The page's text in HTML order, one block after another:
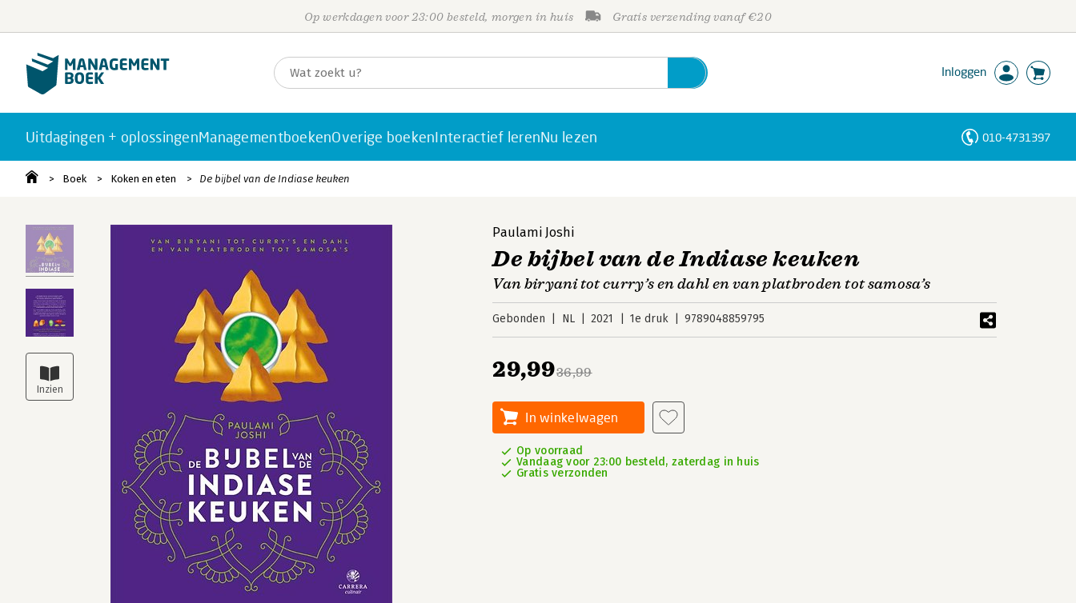
Op werkdagen voor 23:00 besteld, morgen in huis Gratis verzending vanaf €20
Inloggen
Uitdagingen + oplossingenManagementboekenOverige boekenInteractief lerenNu lezen 010-4731397
Boek Koken en eten De bijbel van de Indiase keuken
Paulami Joshi
De bijbel van de Indiase keuken
Van biryani tot curry’s en dahl en van platbroden tot samosa’s
Gebonden NL 2021 1e druk 9789048859795
36,99
29,99
In winkelwagen
Op voorraad
Vandaag voor 23:00 besteld, zaterdag in huis
Gratis verzonden
Personen